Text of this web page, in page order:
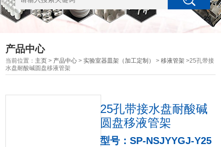
产品中心
当前位置： 主页 > 产品中心 >实验室器皿架（加工定制） >移液管架 >25孔带接
水盘耐酸碱圆盘移液管架
25孔带接水盘耐酸碱
圆盘移液管架
型号：SP-NSJYYGJ-Y25